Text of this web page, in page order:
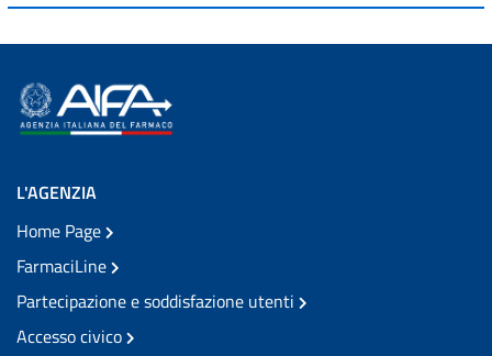
L'AGENZIA
Home Page
FarmaciLine
Partecipazione e soddisfazione utenti
Accesso civico